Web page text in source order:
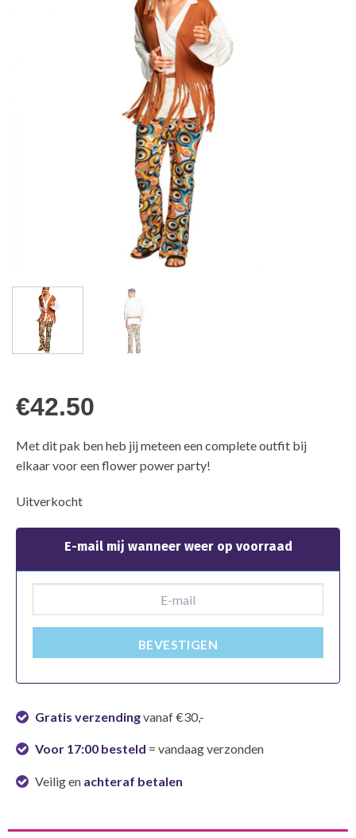
€42.50
Met dit pak ben heb jij meteen een complete outfit bij
elkaar voor een flower power party!
Uitverkocht
E-mail mij wanneer weer op voorraad
BEVESTIGEN
Gratis verzendingvanaf €30,-
Voor 17:00 besteld = vandaag verzonden
Veilig en achteraf betalen